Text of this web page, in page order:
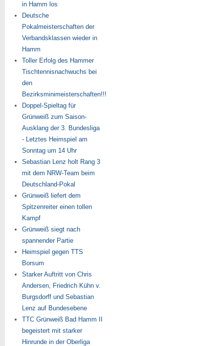
in Hamm los
Deutsche
Pokalmeisterschaften der
Verbandsklassen wieder in
Hamm
Toller Erfolg des Hammer
Tischtennisnachwuchs bei
den
Bezirksminimeisterschaften!!!
Doppel-Spieltag für
Grünweiß zum Saison-
Ausklang der 3. Bundesliga
- Letztes Heimspiel am
Sonntag um 14 Uhr
Sebastian Lenz holt Rang 3
mit dem NRW-Team beim
Deutschland-Pokal
Grünweiß liefert dem
Spitzenreiter einen tollen
Kampf
Grünweiß siegt nach
spannender Partie
Heimspiel gegen TTS
Borsum
Starker Auftritt von Chris
Andersen, Friedrich Kühn v.
Burgsdorff und Sebastian
Lenz auf Bundesebene
TTC Grünweiß Bad Hamm II
begeistert mit starker
Hinrunde in der Oberliga